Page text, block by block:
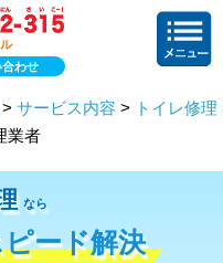
わせ
> サービス内容 > トイレ修理
業者
なら
ード解決